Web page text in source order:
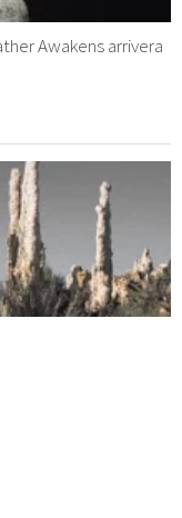
Awakens arrivera